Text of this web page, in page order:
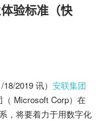
验标准（快
2019 讯） 安联集团
（ Microsoft Corp）在
，将要着力于用数字化